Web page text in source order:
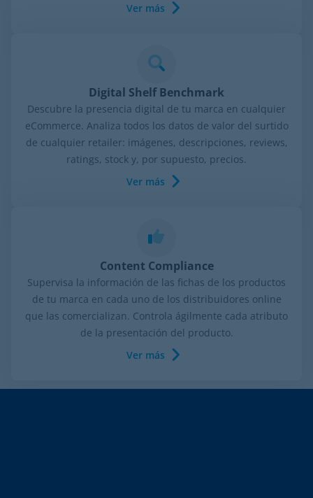
Ver más
Digital Shelf Benchmark
Descubre la presencia digital de tu marca en cualquier
eCommerce. Analiza todos los datos de valor del surtido
de cualquier retailer: imágenes, descripciones, reviews,
ratings, stock y, por supuesto, precios.
Ver más
Content Compliance
Supervisa la información de las fichas de los productos
de tu marca en cada uno de los distribuidores online
que las comercializan. Controla ágilmente cada atributo
de la presentación del producto.
Ver más